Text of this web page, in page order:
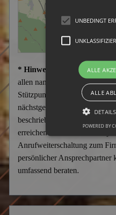
* Hinweis:
Wir weisen
allen namentlich aufgeführten
Stützpunkte handelt, sondern
nächstgelegenen Stützpunkt
beschriebenen Tätigkeiten
erreichen uns telefonisch in
Anrufweiterschaltung zum
persönlicher Ansprechpartner
umfassend beraten.
UNBEDINGT
ALLE
ALLE
POWERED BY